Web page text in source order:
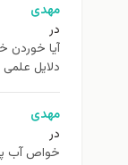
مهدی
در
آیا خوردن
دلایل علمی
مهدی
در
خواص آب